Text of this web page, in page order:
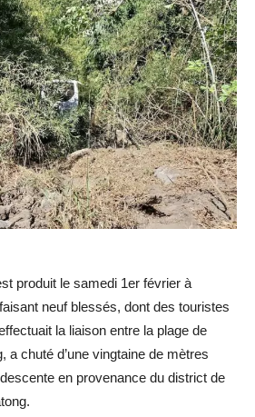
produit le samedi 1er février à
neuf blessés, dont des touristes
la liaison entre la plage de
a chuté d’une vingtaine de mètres
en provenance du district de